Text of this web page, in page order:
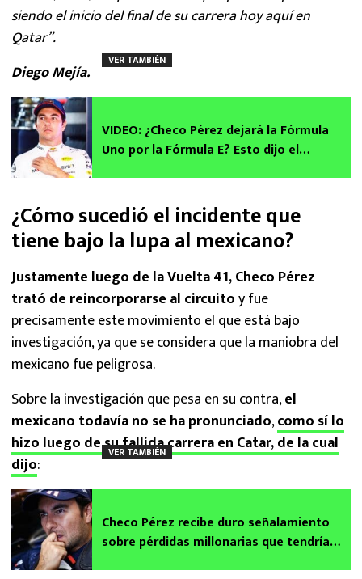
siendo el inicio del final de su carrera hoy aquí en
Qatar”.
Diego Mejía.
VER TAMBIÉN
VIDEO: ¿Checo Pérez dejará la Fórmula
Uno por la Fórmula E? Esto dijo el
¿Cómo sucedió el incidente que
tiene bajo la lupa al mexicano?
Justamente luego de la Vuelta 41, Checo Pérez
trató de reincorporarse al circuitoy fue
precisamente este movimiento el que está bajo
investigación, ya que se considera que la maniobra del
mexicano fue peligrosa.
Sobre la investigación que pesa en su contra,el
mexicano todavía no se ha pronunciado,como sí lo
hizo luego de su fallida carrera en Catar, de la cual
dijo:
VER TAMBIÉN
Checo Pérez recibe duro señalamiento
sobre pérdidas millonarias que tendría